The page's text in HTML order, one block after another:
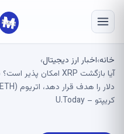
خانه›اخبار ارز دیجیتال›
کریپتو – U.Today